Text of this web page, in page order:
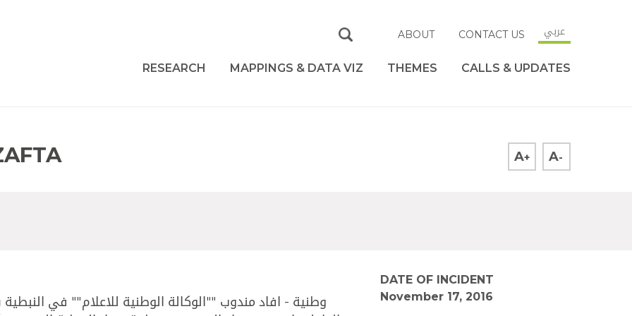
ABOUT CONTACT US عربي
RESEARCH MAPPINGS & DATA VIZ THEMES CALLS & UPDATES
A+ A-
وطنية - افاد مندوب ""الوكالة الوطنية للاعلام"" في
DATE OF INCIDENT
November 17, 2016